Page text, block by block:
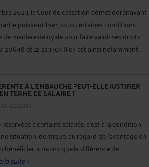
2023, la Cour de cassation admet dorénavant
puisse utiliser, sous certaines conditions
manière déloyale pour faire valoir ses droits
20648 et 21-11330). Il en est ainsi notamment
À L'EMBAUCHE PEUT-ELLE JUSTIFIER
TERME DE SALAIRE ?
12/2023
à certains salariés, c'est à la condition
situation identique, au regard de l'avantage en
bénéficier, à moins que la différence de
la suite >